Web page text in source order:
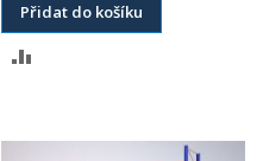
Přidat do košíku
POROVNÁNÍ